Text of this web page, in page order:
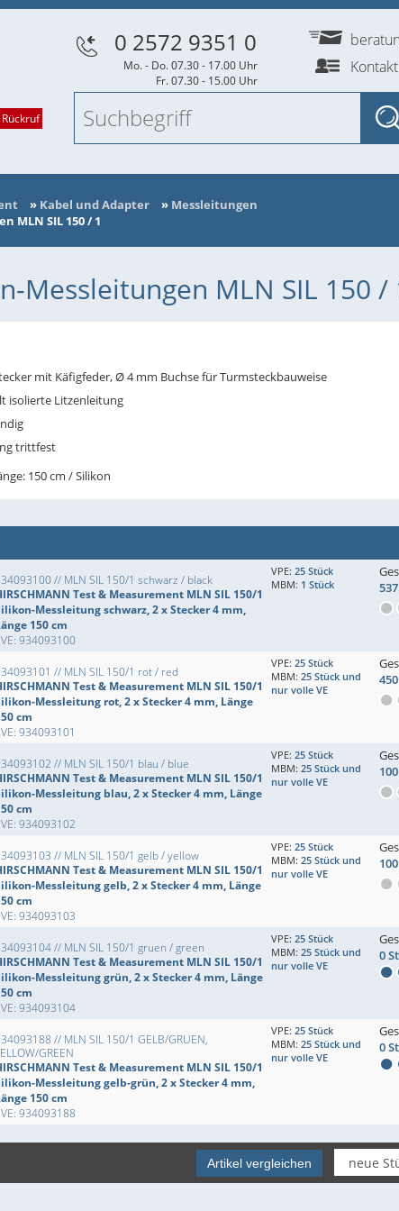
» Kabel und Adapter » Messleitungen
MLN SIL 150 / 1
Messleitungen MLN SIL 150 /
mit Käfigfeder, Ø 4 mm Buchse für Turmsteckbauweise
isolierte Litzenleitung
trittfest
150 cm / Silikon
// MLN SIL 150/1 schwarz / black
Test & Measurement MLN SIL 150/1
Messleitung schwarz, 2 x Stecker 4 mm,
150 cm
934093100
VPE: 25 Stück
MBM: 1 Stück
// MLN SIL 150/1 rot / red
Test & Measurement MLN SIL 150/1
Messleitung rot, 2 x Stecker 4 mm, Länge
cm
934093101
VPE: 25 Stück
MBM: 25 Stück und
nur volle VE
// MLN SIL 150/1 blau / blue
Test & Measurement MLN SIL 150/1
Messleitung blau, 2 x Stecker 4 mm, Länge
cm
934093102
VPE: 25 Stück
MBM: 25 Stück und
nur volle VE
// MLN SIL 150/1 gelb / yellow
Test & Measurement MLN SIL 150/1
Messleitung gelb, 2 x Stecker 4 mm, Länge
cm
934093103
VPE: 25 Stück
MBM: 25 Stück und
nur volle VE
// MLN SIL 150/1 gruen / green
Test & Measurement MLN SIL 150/1
Messleitung grün, 2 x Stecker 4 mm, Länge
cm
934093104
VPE: 25 Stück
MBM: 25 Stück und
nur volle VE
0
// MLN SIL 150/1 GELB/GRUEN,
GREEN
Test & Measurement MLN SIL 150/1
Messleitung gelb-grün, 2 x Stecker 4 mm,
150 cm
934093188
VPE: 25 Stück
MBM: 25 Stück und
nur volle VE
0
Artikel vergleichen
0 2572 9351 0
Mo. - Do. 07.30 - 17.00 Uhr
Fr. 07.30 - 15.00 Uhr